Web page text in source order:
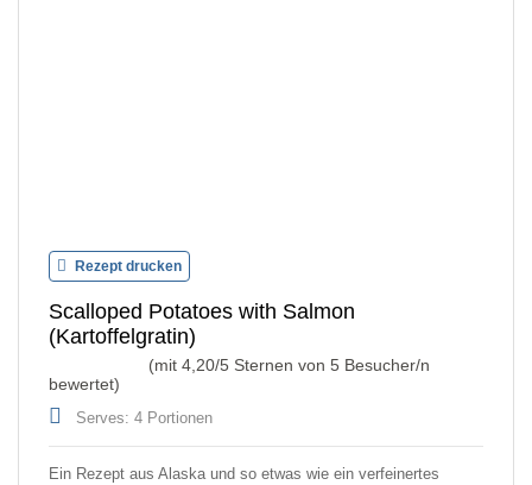
Rezept drucken
Scalloped Potatoes with Salmon
(Kartoffelgratin)
(mit 4,20/5 Sternen von 5 Besucher/n
bewertet)
Serves: 4 Portionen
Ein Rezept aus Alaska und so etwas wie ein verfeinertes